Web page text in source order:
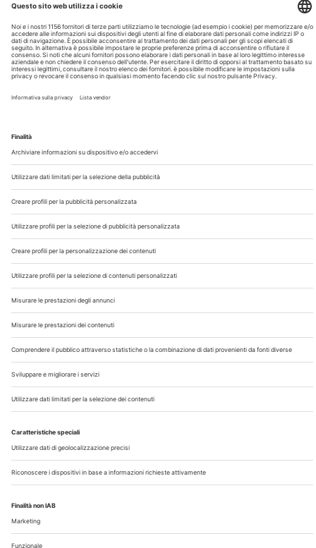
Chi Siamo
Contatti
Note Legali
Privacy
©2026 Edra S.p.a | www.edraspa.it | P.iva 08056040960
| Tel. 02/881841 | Sede legale: Viale Enrico Forlanini 21 -
20134 Milano (Italy)
Registrazione Tribunale di Milano n° 5578/2022 del
5/05/2022